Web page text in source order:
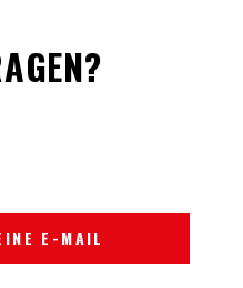
E-MAIL